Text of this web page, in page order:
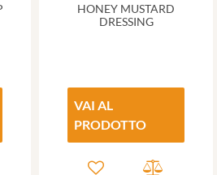
HONEY MUSTARD
DRESSING
VAI AL
PRODOTTO